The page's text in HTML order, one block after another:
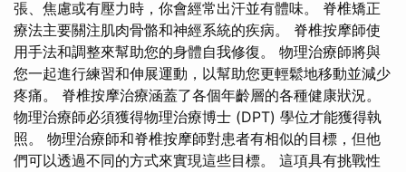
張、焦慮或有壓力時，你會經常出汗並有體味。 脊椎矯正
療法主要關注肌肉骨骼和神經系統的疾病。 脊椎按摩師使
用手法和調整來幫助您的身體自我修復。 物理治療師將與
您一起進行練習和伸展運動，以幫助您更輕鬆地移動並減少
疼痛。 脊椎按摩治療涵蓋了各個年齡層的各種健康狀況。
物理治療師必須獲得物理治療博士 (DPT) 學位才能獲得執
照。 物理治療師和脊椎按摩師對患者有相似的目標，但他
們可以透過不同的方式來實現這些目標。 這項具有挑戰性